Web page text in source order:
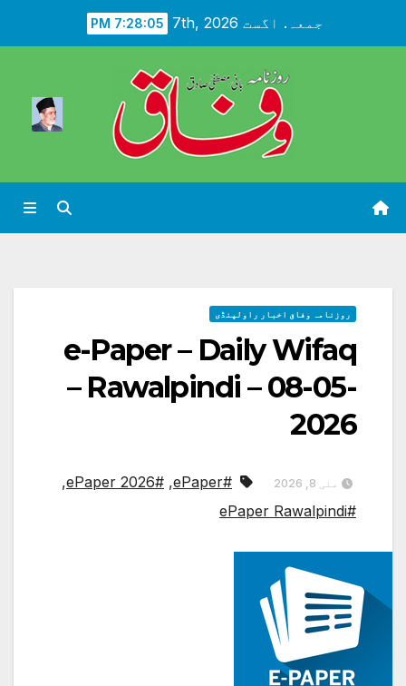
جمعہ. اگست 7th, 2026 7:28:07 PM
روزنامہ وفاق اخبار راولپنڈی
e-Paper – Daily Wifaq
– Rawalpindi – 08-05-
2026
مئی 8, 2026 #ePaper
,
#ePaper 2026
,
#ePaper Rawalpindi